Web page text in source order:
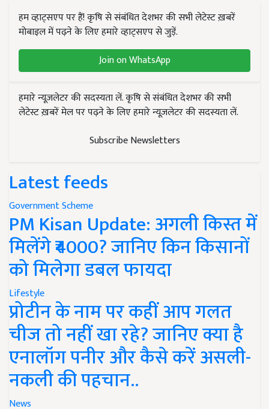
हम व्हाट्सएप पर हैं! कृषि से संबंधित देशभर की सभी लेटेस्ट ख़बरें
मोबाइल में पढ़ने के लिए हमारे व्हाट्सएप से जुड़ें.
Join on WhatsApp
हमारे न्यूज़लेटर की सदस्यता लें. कृषि से संबंधित देशभर की सभी
लेटेस्ट ख़बरें मेल पर पढ़ने के लिए हमारे न्यूज़लेटर की सदस्यता लें.
Subscribe Newsletters
Latest feeds
Government Scheme
PM Kisan Update: अगली किस्त में
मिलेंगे ₹4000? जानिए किन किसानों
को मिलेगा डबल फायदा
Lifestyle
प्रोटीन के नाम पर कहीं आप गलत
चीज तो नहीं खा रहे? जानिए क्या है
एनालॉग पनीर और कैसे करें असली-
नकली की पहचान..
News